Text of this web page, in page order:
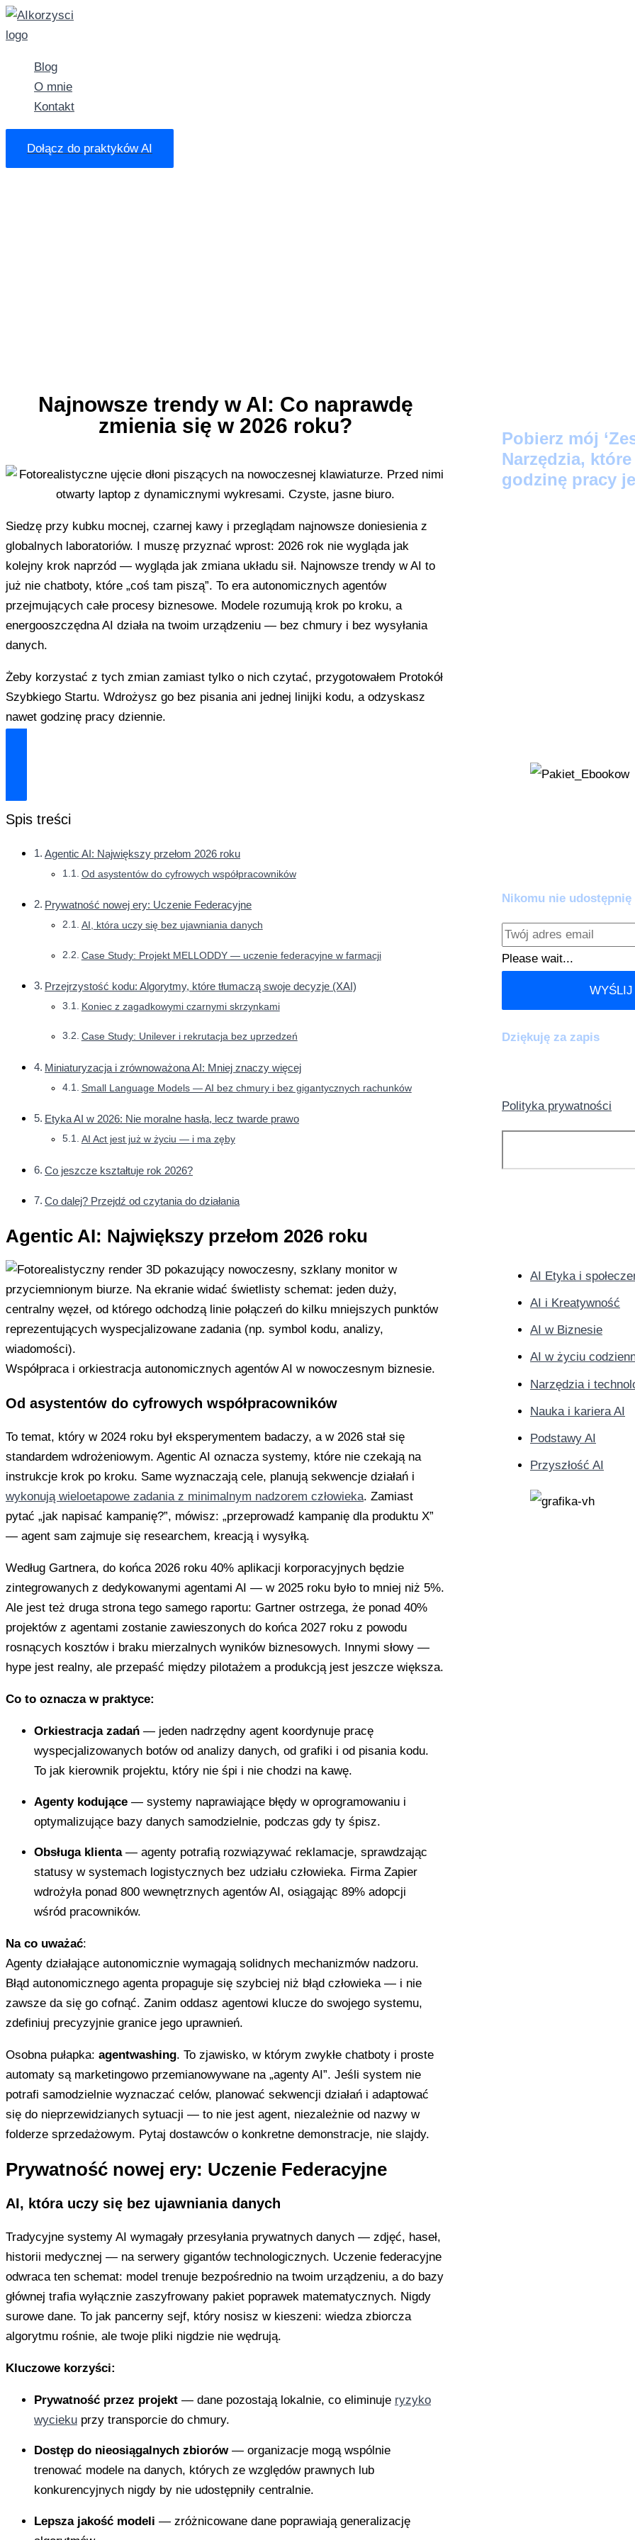
Przejdź
do
Blog
O mnie
Kontakt
Dołącz do praktyków AI
Najnowsze trendy w AI: Co naprawdę
zmienia się w 2026 roku?
Siedzę przy kubku mocnej, czarnej kawy i przeglądam najnowsze doniesienia z
globalnych laboratoriów. I muszę przyznać wprost: 2026 rok nie wygląda jak
kolejny krok naprzód — wygląda jak zmiana układu sił. Najnowsze trendy w AI to
już nie chatboty, które „coś tam piszą”. To era autonomicznych agentów
przejmujących całe procesy biznesowe. Modele rozumują krok po kroku, a
energooszczędna AI działa na twoim urządzeniu — bez chmury i bez wysyłania
danych.
Żeby korzystać z tych zmian zamiast tylko o nich czytać, przygotowałem Protokół
Szybkiego Startu. Wdrożysz go bez pisania ani jednej linijki kodu, a odzyskasz
nawet godzinę pracy dziennie.
Spis treści
Agentic AI: Największy przełom 2026 roku
Od asystentów do cyfrowych współpracowników
Prywatność nowej ery: Uczenie Federacyjne
AI, która uczy się bez ujawniania danych
Case Study: Projekt MELLODDY — uczenie federacyjne w farmacji
Przejrzystość kodu: Algorytmy, które tłumaczą swoje decyzje (XAI)
Koniec z zagadkowymi czarnymi skrzynkami
Case Study: Unilever i rekrutacja bez uprzedzeń
Miniaturyzacja i zrównoważona AI: Mniej znaczy więcej
Small Language Models — AI bez chmury i bez gigantycznych rachunków
Etyka AI w 2026: Nie moralne hasła, lecz twarde prawo
AI Act jest już w życiu — i ma zęby
Co jeszcze kształtuje rok 2026?
Co dalej? Przejdź od czytania do działania
Agentic AI: Największy przełom 2026 roku
Współpraca i orkiestracja autonomicznych agentów AI w nowoczesnym biznesie.
Od asystentów do cyfrowych współpracowników
To temat, który w 2024 roku był eksperymentem badaczy, a w 2026 stał się
standardem wdrożeniowym. Agentic AI oznacza systemy, które nie czekają na
instrukcje krok po kroku. Same wyznaczają cele, planują sekwencje działań i
wykonują wieloetapowe zadania z minimalnym nadzorem człowieka. Zamiast
pytać „jak napisać kampanię?”, mówisz: „przeprowadź kampanię dla produktu X”
— agent sam zajmuje się researchem, kreacją i wysyłką.
Według Gartnera, do końca 2026 roku 40% aplikacji korporacyjnych będzie
zintegrowanych z dedykowanymi agentami AI — w 2025 roku było to mniej niż 5%.
Ale jest też druga strona tego samego raportu: Gartner ostrzega, że ponad 40%
projektów z agentami zostanie zawieszonych do końca 2027 roku z powodu
rosnących kosztów i braku mierzalnych wyników biznesowych. Innymi słowy —
hype jest realny, ale przepaść między pilotażem a produkcją jest jeszcze większa.
Co to oznacza w praktyce:
Orkiestracja zadań — jeden nadrzędny agent koordynuje pracę
wyspecjalizowanych botów od analizy danych, od grafiki i od pisania kodu.
To jak kierownik projektu, który nie śpi i nie chodzi na kawę.
Agenty kodujące — systemy naprawiające błędy w oprogramowaniu i
optymalizujące bazy danych samodzielnie, podczas gdy ty śpisz.
Obsługa klienta— agenty potrafią rozwiązywać reklamacje, sprawdzając
statusy w systemach logistycznych bez udziału człowieka. Firma Zapier
wdrożyła ponad 800 wewnętrznych agentów AI, osiągając 89% adopcji
wśród pracowników.
Na co uważać:
Agenty działające autonomicznie wymagają solidnych mechanizmów nadzoru.
Błąd autonomicznego agenta propaguje się szybciej niż błąd człowieka — i nie
zawsze da się go cofnąć. Zanim oddasz agentowi klucze do swojego systemu,
zdefiniuj precyzyjnie granice jego uprawnień.
Osobna pułapka: agentwashing. To zjawisko, w którym zwykłe chatboty i proste
automaty są marketingowo przemianowywane na „agenty AI”. Jeśli system nie
potrafi samodzielnie wyznaczać celów, planować sekwencji działań i adaptować
się do nieprzewidzianych sytuacji — to nie jest agent, niezależnie od nazwy w
folderze sprzedażowym. Pytaj dostawców o konkretne demonstracje, nie slajdy.
Prywatność nowej ery: Uczenie Federacyjne
AI, która uczy się bez ujawniania danych
Tradycyjne systemy AI wymagały przesyłania prywatnych danych — zdjęć, haseł,
historii medycznej — na serwery gigantów technologicznych. Uczenie federacyjne
odwraca ten schemat: model trenuje bezpośrednio na twoim urządzeniu, a do bazy
głównej trafia wyłącznie zaszyfrowany pakiet poprawek matematycznych. Nigdy
surowe dane. To jak pancerny sejf, który nosisz w kieszeni: wiedza zbiorcza
algorytmu rośnie, ale twoje pliki nigdzie nie wędrują.
Kluczowe korzyści:
Prywatność przez projekt — dane pozostają lokalnie, co eliminuje ryzyko
wycieku przy transporcie do chmury.
Dostęp do nieosiągalnych zbiorów— organizacje mogą wspólnie
trenować modele na danych, których ze względów prawnych lub
konkurencyjnych nigdy by nie udostępniły centralnie.
Lepsza jakość modeli — zróżnicowane dane poprawiają generalizację
Pobierz mój
Narzędzia,
godzinę pracy
Nikomu nie
Please wait...
Dziękuję za zapis
Polityka prywatności
AI Etyka i
AI i Kreatywność
AI w Biznesie
AI w życiu
Narzędzia i
Nauka i kariera AI
Podstawy AI
Przyszłość AI